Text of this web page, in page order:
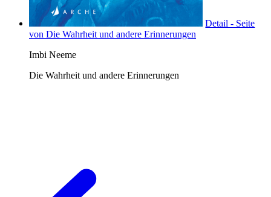
Detail - Seite
von Die Wahrheit und andere Erinnerungen
Imbi Neeme
Die Wahrheit und andere Erinnerungen